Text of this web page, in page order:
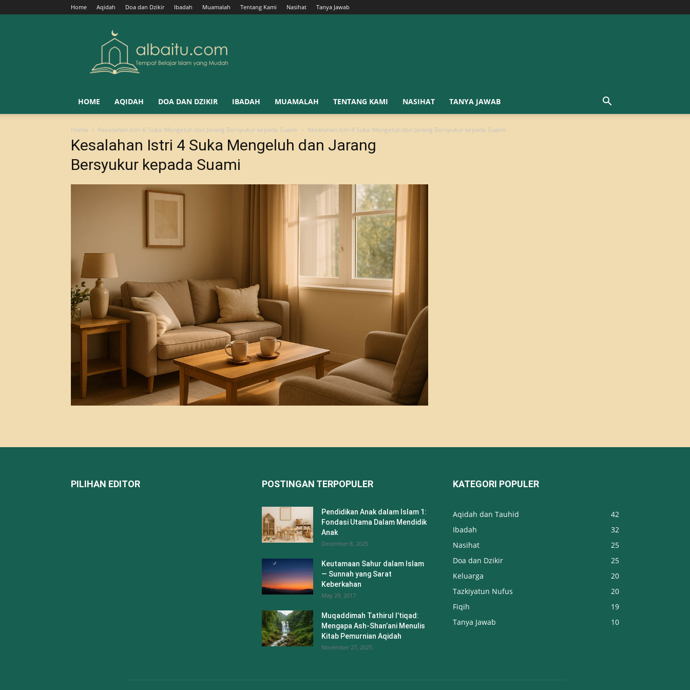
Home Aqidah Doa dan Dzikir Ibadah Muamalah Tentang Kami Nasihat Tanya Jawab
HOME AQIDAH DOA DAN DZIKIR IBADAH MUAMALAH TENTANG KAMI NASIHAT TANYA JAWAB
Home Kesalahan Istri 4: Suka Mengeluh dan Jarang Bersyukur kepada Suami Kesalahan Istri 4 Suka Mengeluh dan Jarang Bersyukur kepada Suami
Kesalahan Istri 4 Suka Mengeluh dan Jarang
Bersyukur kepada Suami
PILIHAN EDITOR POSTINGAN TERPOPULER
Pendidikan Anak dalam Islam 1:
Fondasi Utama Dalam Mendidik
Anak
December 8, 2025
Keutamaan Sahur dalam Islam
— Sunnah yang Sarat
Keberkahan
May 29, 2017
Muqaddimah Tathirul I’tiqad:
Mengapa Ash-Shan’ani Menulis
Kitab Pemurnian Aqidah
November 27, 2025
KATEGORI POPULER
Aqidah dan Tauhid
42
Ibadah
32
Nasihat
25
Doa dan Dzikir
25
Keluarga
20
Tazkiyatun Nufus
20
Fiqih
19
Tanya Jawab
10